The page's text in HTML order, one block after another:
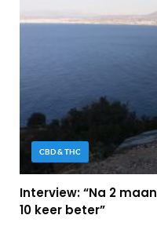
CBD & THC
Interview: “Na 2
10 keer beter”